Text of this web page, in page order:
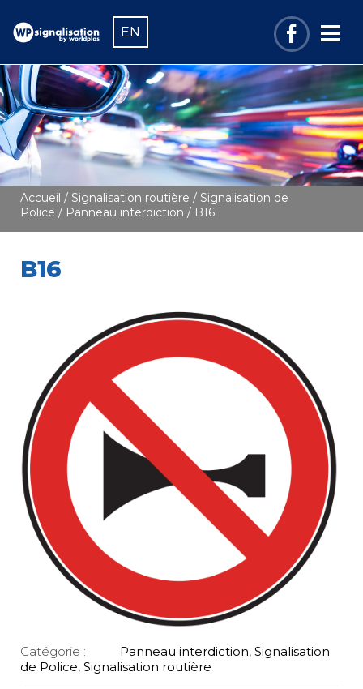
EN
Accueil / Signalisation routière / Signalisation de
Police / Panneau interdiction / B16
B16
Catégorie : Panneau interdiction,Signalisation
de Police, Signalisation routière